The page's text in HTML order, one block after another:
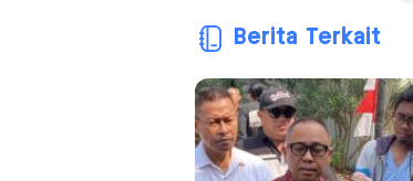
Berita Terkait